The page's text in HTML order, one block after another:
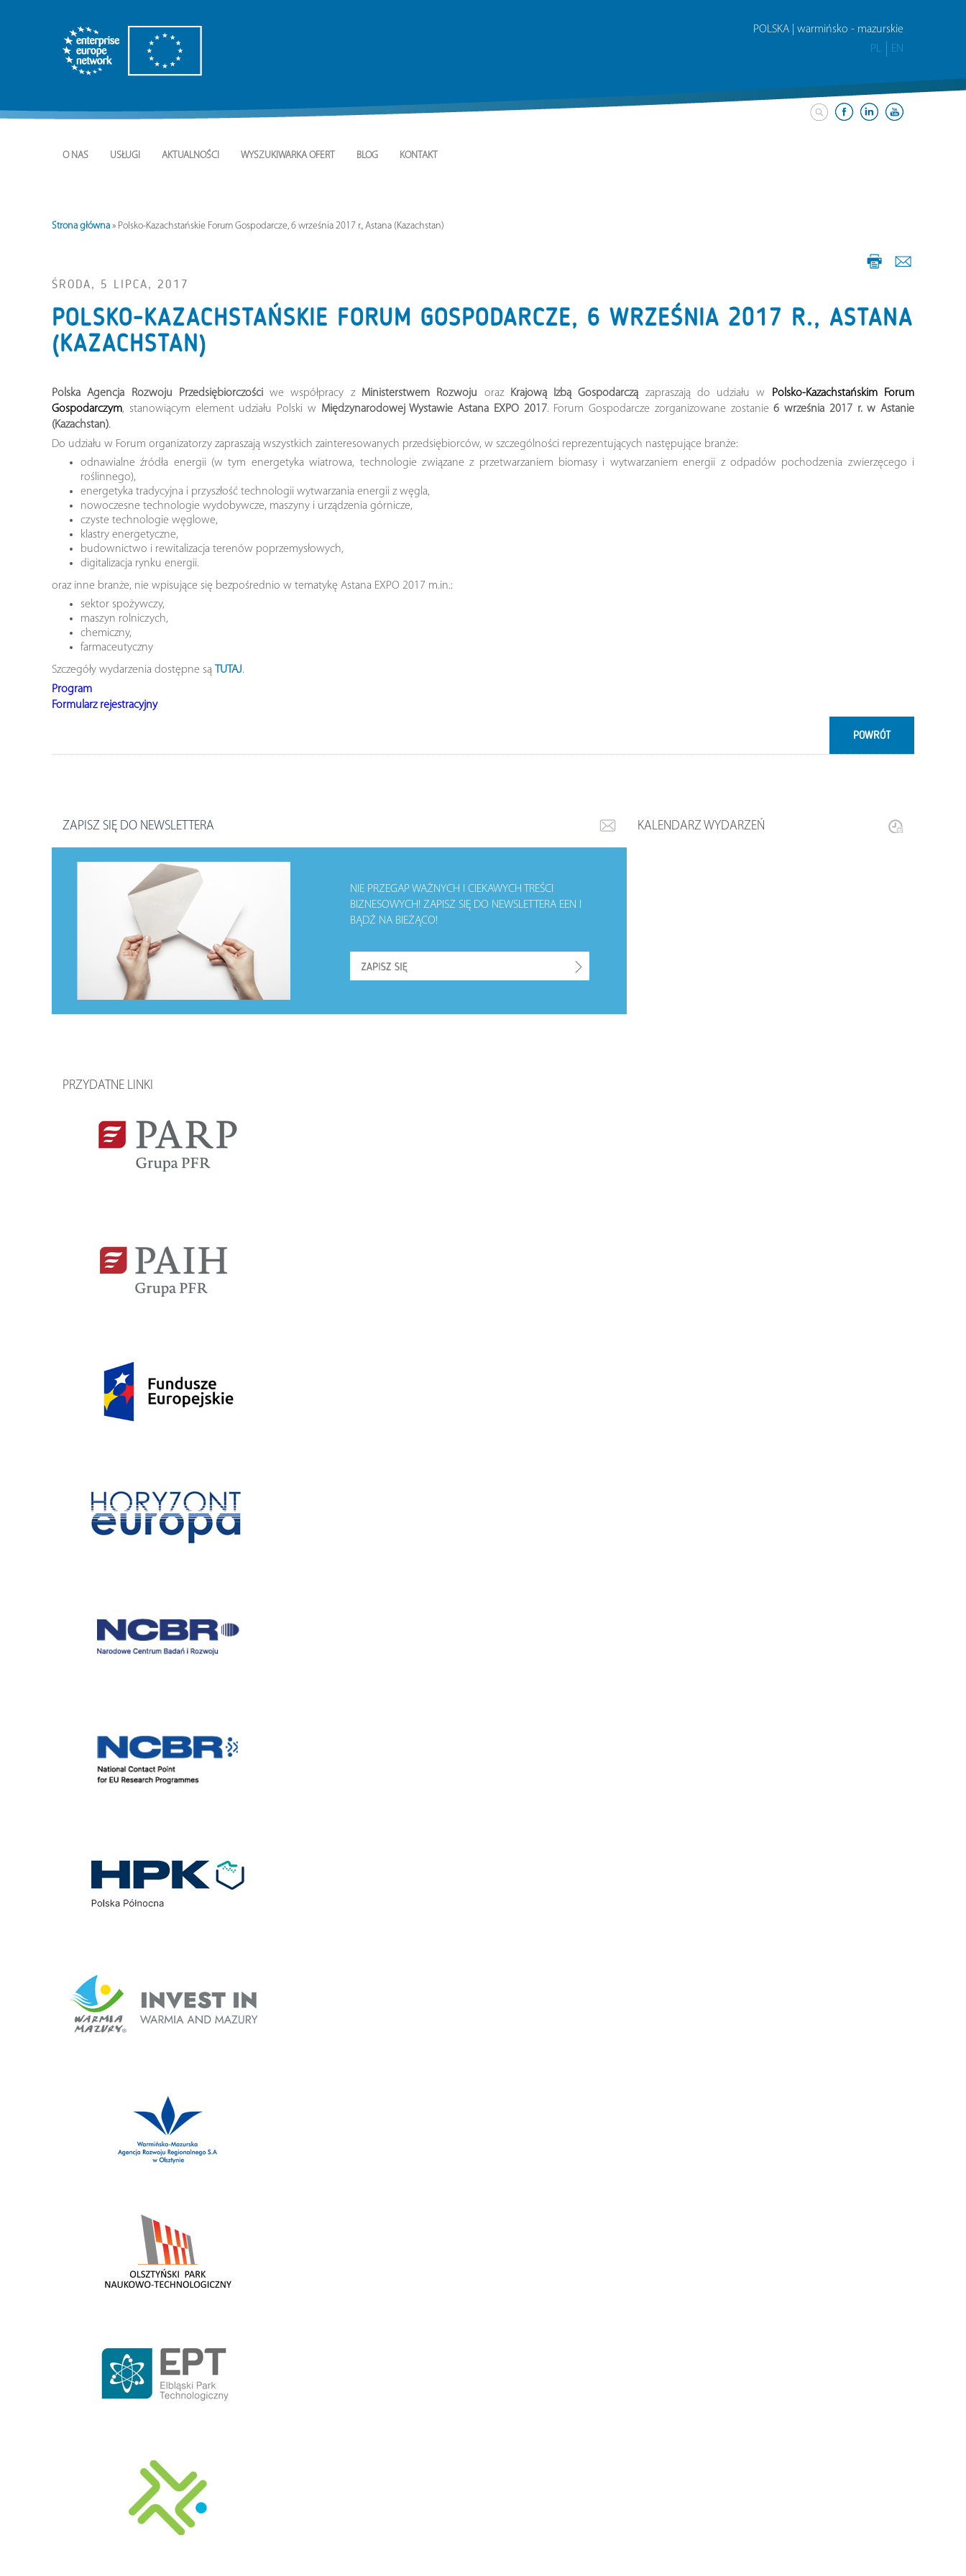
POLSKA | warmińsko - mazurskie
PL
EN
O NAS USŁUGI AKTUALNOŚCI WYSZUKIWARKA OFERT BLOG KONTAKT
Strona główna » Polsko-Kazachstańskie Forum Gospodarcze, 6 września 2017 r., Astana (Kazachstan)
ŚRODA, 5 LIPCA, 2017
POLSKO-KAZACHSTAŃSKIE FORUM GOSPODARCZE, 6 WRZEŚNIA 2017 R., ASTANA
(KAZACHSTAN)
Polska Agencja Rozwoju Przedsiębiorczościwe współpracy z Ministerstwem Rozwoju oraz Krajową Izbą Gospodarczą zapraszają do udziału w
Polsko-Kazachstańskim Forum
Gospodarczym, stanowiącym element udziału Polski w Międzynarodowej Wystawie Astana EXPO 2017. Forum Gospodarcze zorganizowane zostanie6 września 2017 r. w Astanie
(Kazachstan).
Do udziału w Forum organizatorzy zapraszają wszystkich zainteresowanych przedsiębiorców, w szczególności reprezentujących następujące branże:
odnawialne źródła energii (w tym energetyka wiatrowa, technologie związane z przetwarzaniem biomasy i wytwarzaniem energii z odpadów pochodzenia zwierzęcego i
roślinnego),
energetyka tradycyjna i przyszłość technologii wytwarzania energii z węgla,
nowoczesne technologie wydobywcze, maszyny i urządzenia górnicze,
czyste technologie węglowe,
klastry energetyczne,
budownictwo i rewitalizacja terenów poprzemysłowych,
digitalizacja rynku energii.
oraz inne branże, nie wpisujące się bezpośrednio w tematykę Astana EXPO 2017 m.in.:
sektor spożywczy,
maszyn rolniczych,
chemiczny,
farmaceutyczny
Szczegóły wydarzenia dostępne są
TUTAJ.
Program
Formularz rejestracyjny
POWRÓT
ZAPISZ SIĘ DO NEWSLETTERA
NIE PRZEGAP WAŻNYCH I CIEKAWYCH TREŚCI
BIZNESOWYCH! ZAPISZ SIĘ DO NEWSLETTERA EEN I
BĄDŹ NA BIEŻĄCO!
KALENDARZ WYDARZEŃ
PRZYDATNE LINKI